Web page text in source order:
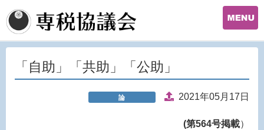
「自助」「共助」「公助」
論 2021年05月17日
(第564号掲載）